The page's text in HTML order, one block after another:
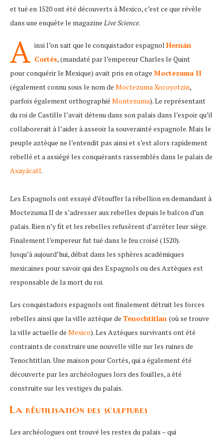
et tué en 1520 ont été découverts à Mexico, c’est ce que révèle
dans une enquête le magazine Live Science.
A insi l’on sait que le conquistador espagnol Hernán
Cortés, (mandaté par l’empereur Charles le Quint
pour conquérir le Mexique) avait pris en otage Moctezuma II
(également connu sous le nom de Moctezuma Xocoyotzin,
parfois également orthographié Montezuma). Le représentant
du roi de Castille l’avait détenu dans son palais dans l’espoir qu’il
collaborerait à l’aider à asseoir la souverainté espagnole. Mais le
peuple aztèque ne l’entendit pas ainsi et s’est alors rapidement
rebellé et a assiégé les conquérants rassemblés dans le palais de
Axayácatl.
Les Espagnols ont essayé d’étouffer la rébellion en demandant à
Moctezuma II de s’adresser aux rebelles depuis le balcon d’un
palais. Rien n’y fit et les rebelles refusèrent d’arrêter leur siège.
Finalement l’empereur fut tué dans le feu croisé (1520).
Jusqu’à aujourd’hui, débat dans les sphères académiques
mexicaines pour savoir qui des Espagnols ou des Aztèques est
responsable de la mort du roi.
Les conquistadors espagnols ont finalement détruit les forces
rebelles ainsi que la ville aztèque de Tenochtitlan (où se trouve
la ville actuelle de Mexico). Les Aztèques survivants ont été
contraints de construire une nouvelle ville sur les ruines de
Tenochtitlan. Une maison pour Cortés, qui a également été
découverte par les archéologues lors des fouilles, a été
construite sur les vestiges du palais.
La réutilisation des sculptures
Les archéologues ont trouvé les restes du palais – qui